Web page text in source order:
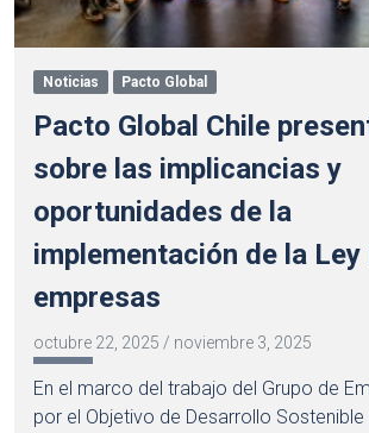
Noticias Pacto Global
Pacto Global Chile
sobre las implicancias y
oportunidades de la
implementación de la Ley
empresas
octubre 22, 2025 / noviembre 3, 2025
En el marco del trabajo del Grupo de
por el Objetivo de Desarrollo Sostenible